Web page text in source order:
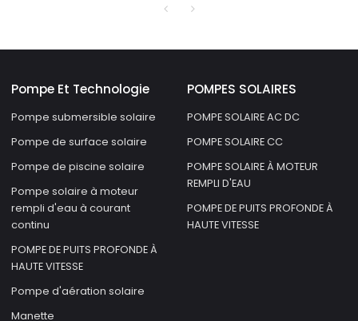
Pompe Et Technologie
Pompe submersible solaire
Pompe de surface solaire
Pompe de piscine solaire
Pompe solaire à moteur
rempli d'eau à courant
continu
POMPE DE PUITS PROFONDE À
HAUTE VITESSE
Pompe d'aération solaire
Manette
POMPES SOLAIRES
POMPE SOLAIRE AC DC
POMPE SOLAIRE CC
POMPE SOLAIRE À MOTEUR
REMPLI D'EAU
POMPE DE PUITS PROFONDE À
HAUTE VITESSE